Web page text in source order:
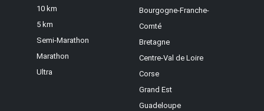
10 km
5 km
Semi-Marathon
Marathon
Ultra
Bourgogne-Franche-
Comté
Bretagne
Centre-Val de Loire
Corse
Grand Est
Guadeloupe